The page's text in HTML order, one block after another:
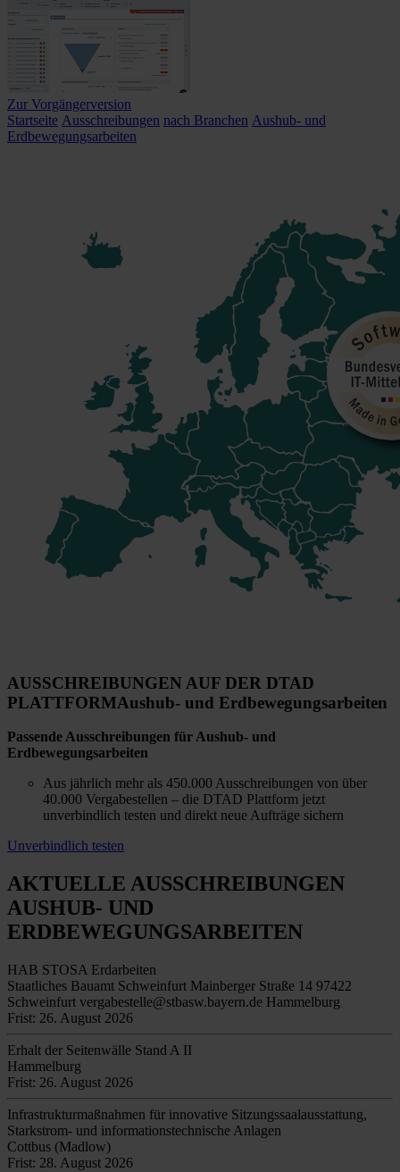
Zur Vorgängerversion
Startseite Ausschreibungen nach Branchen Aushub- und
Erdbewegungsarbeiten
AUSSCHREIBUNGEN AUF DER DTAD
PLATTFORMAushub- und Erdbewegungsarbeiten
Passende Ausschreibungen für Aushub- und
Erdbewegungsarbeiten
Aus jährlich mehr als 450.000 Ausschreibungen von über
40.000 Vergabestellen – die DTAD Plattform jetzt
unverbindlich testen und direkt neue Aufträge sichern
Unverbindlich testen
AKTUELLE AUSSCHREIBUNGEN
AUSHUB- UND
ERDBEWEGUNGSARBEITEN
HAB STOSA Erdarbeiten
Staatliches Bauamt Schweinfurt Mainberger Straße 14 97422
Schweinfurt vergabestelle@stbasw.bayern.de Hammelburg
Frist: 26. August 2026
Erhalt der Seitenwälle Stand A II
Hammelburg
Frist: 26. August 2026
Infrastrukturmaßnahmen für innovative Sitzungssaalausstattung,
Starkstrom- und informationstechnische Anlagen
Cottbus (Madlow)
Frist: 28. August 2026